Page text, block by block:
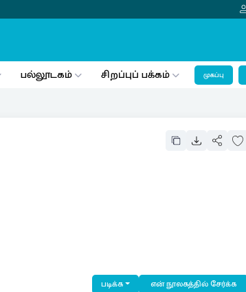
பல்லூடகம் சிறப்புப் பக்கம் முகப்பு
படிக்க என் நூலகத்தில் சேர்க்க